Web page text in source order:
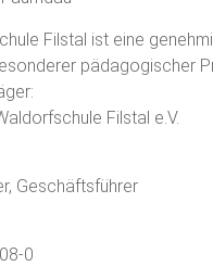
Filstal ist eine
pädagogischer
Filstal e.V.
Geschäftsführer
0